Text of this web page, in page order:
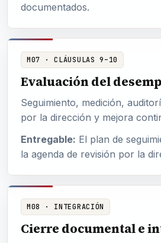
documentados.
M07 · CLÁUSULAS 9–10
Evaluación del
Seguimiento, medición,
por la dirección y mejora
Entregable: El plan de
la agenda de revisión por la
M08 · INTEGRACIÓN
Cierre documental e